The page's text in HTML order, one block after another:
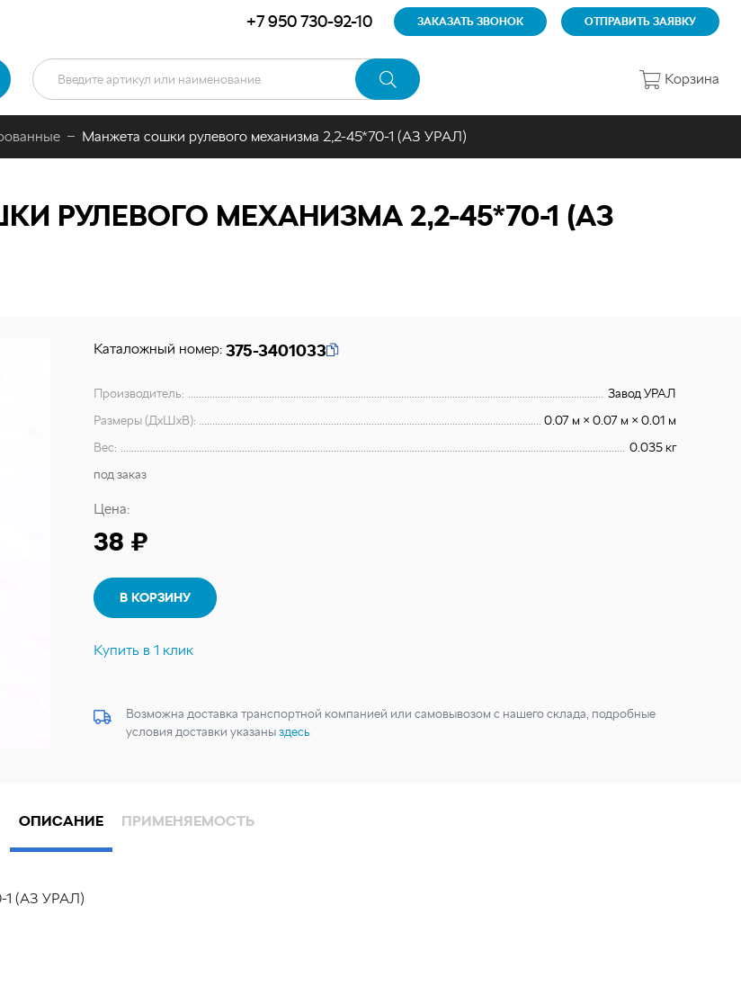
+7 950 730-92-10 ЗАКАЗАТЬ ЗВОНОК ОТПРАВИТЬ ЗАЯВКУ
Корзина
Манжета сошки рулевого механизма 2,2-45*70-1 (АЗ УРАЛ)
РУЛЕВОГО МЕХАНИЗМА 2,2-45*70-1 (АЗ
Каталожный номер: 375-3401033
Производитель:
Завод УРАЛ
Размеры (ДхШхВ):
0.07 м × 0.07 м × 0.01 м
Вес:
0.035 кг
под заказ
Цена:
38 ₽
В КОРЗИНУ
Купить в 1 клик
Возможна доставка транспортной компанией или самовывозом с нашего склада, подробные
условия доставки указаныздесь
ОПИСАНИЕ ПРИМЕНЯЕМОСТЬ
1 (АЗ УРАЛ)